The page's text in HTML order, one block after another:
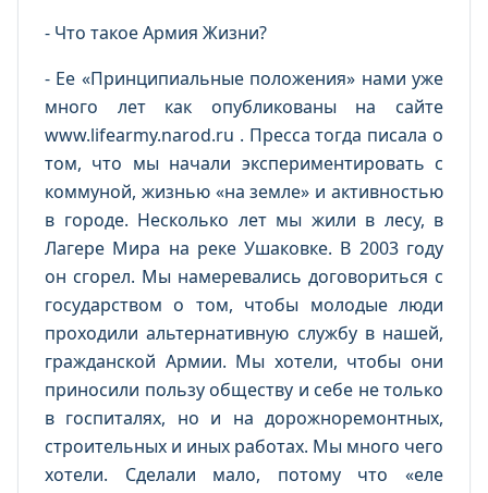
- Что такое Армия Жизни?
- Ее «Принципиальные положения» нами уже
много лет как опубликованы на сайте
www.lifearmy.narod.ru . Пресса тогда писала о
том, что мы начали экспериментировать с
коммуной, жизнью «на земле» и активностью
в городе. Несколько лет мы жили в лесу, в
Лагере Мира на реке Ушаковке. В 2003 году
он сгорел. Мы намеревались договориться с
государством о том, чтобы молодые люди
проходили альтернативную службу в нашей,
гражданской Армии. Мы хотели, чтобы они
приносили пользу обществу и себе не только
в госпиталях, но и на дорожноремонтных,
строительных и иных работах. Мы много чего
хотели. Сделали мало, потому что «еле